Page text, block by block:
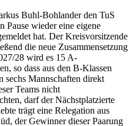
Buhl-Bohlander den TuS
Pause wieder eine eigene
hat. Der Kreisvorsitzende
die neue Zusammensetzung
28 wird es 15 A-
so dass aus den B-Klassen
sechs Mannschaften direkt
Teams nicht
darf der Nächstplatzierte
trägt eine Relegation aus
der Gewinner dieser Paarung